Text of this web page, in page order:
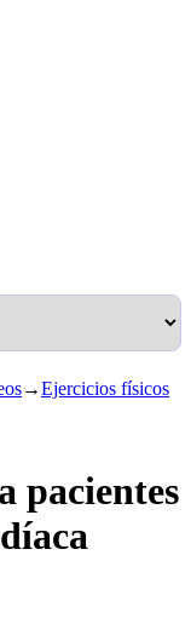
→Ejercicios físicos
pacientes